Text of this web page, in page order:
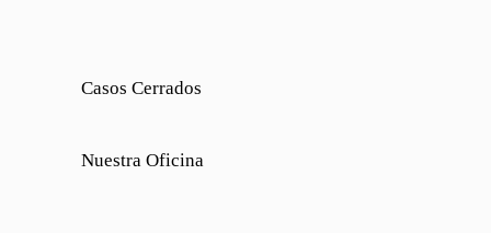
Casos Cerrados
Nuestra Oficina